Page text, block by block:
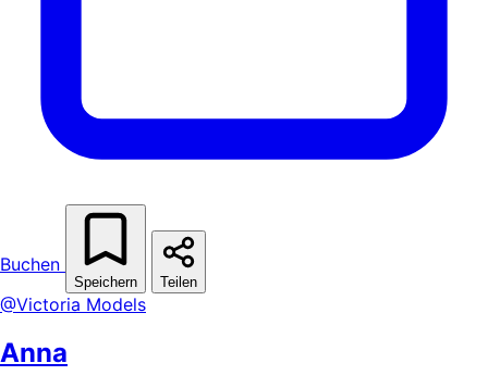
Buchen
Speichern Teilen
@Victoria Models
Anna